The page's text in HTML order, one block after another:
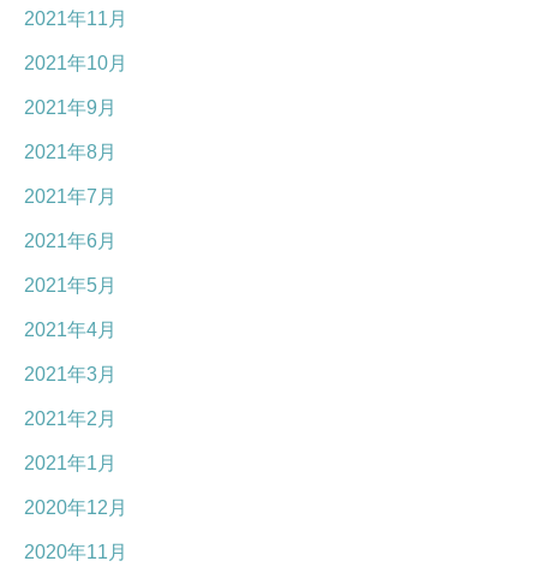
2021年11月
2021年10月
2021年9月
2021年8月
2021年7月
2021年6月
2021年5月
2021年4月
2021年3月
2021年2月
2021年1月
2020年12月
2020年11月